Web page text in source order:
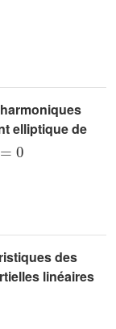
elliptique de
des
linéaires